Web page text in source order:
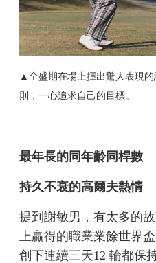
▲全盛期在場上揮出驚人表現
則，一心追求自己的目標。
最年長的同年齡同桿數
持久不衰的高爾夫熱情
提到謝敏男，有太多的
上贏得的職業業餘世界
創下連續三天12 輪都保